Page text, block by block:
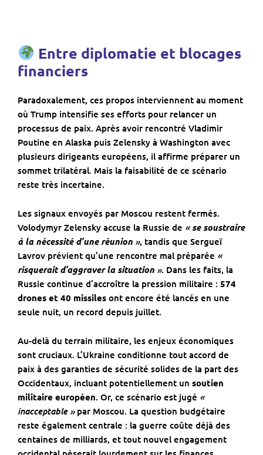
Entre diplomatie et blocages
financiers
Paradoxalement, ces propos interviennent au moment
où Trump intensifie ses efforts pour relancer un
processus de paix. Après avoir rencontré Vladimir
Poutine en Alaska puis Zelensky à Washington avec
plusieurs dirigeants européens, il affirme préparer un
sommet trilatéral. Mais la faisabilité de ce scénario
reste très incertaine.
Les signaux envoyés par Moscou restent fermés.
Volodymyr Zelensky accuse la Russie de «se soustraire
à la nécessité d’une réunion », tandis que Sergueï
Lavrov prévient qu’une rencontre mal préparée «
risquerait d’aggraver la situation ». Dans les faits, la
Russie continue d’accroître la pression militaire : 574
drones et 40 missiles ont encore été lancés en une
seule nuit, un record depuis juillet.
Au-delà du terrain militaire, les enjeux économiques
sont cruciaux. L’Ukraine conditionne tout accord de
paix à des garanties de sécurité solides de la part des
Occidentaux, incluant potentiellement un soutien
militaire européen. Or, ce scénario est jugé «
inacceptable »par Moscou. La question budgétaire
reste également centrale : la guerre coûte déjà des
centaines de milliards, et tout nouvel engagement